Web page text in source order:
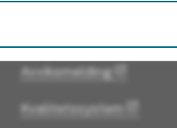
Avviksmelding
Kvalitetssystem